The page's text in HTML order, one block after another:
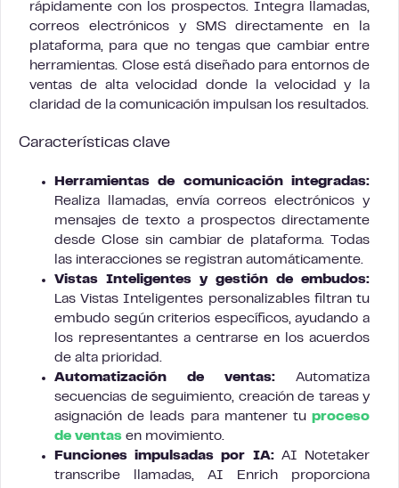
rápidamente con los prospectos. Integra llamadas,
correos electrónicos y SMS directamente en la
plataforma, para que no tengas que cambiar entre
herramientas. Close está diseñado para entornos de
ventas de alta velocidad donde la velocidad y la
claridad de la comunicación impulsan los resultados.
Características clave
Herramientas de comunicación integradas:
Realiza llamadas, envía correos electrónicos y
mensajes de texto a prospectos directamente
desde Close sin cambiar de plataforma. Todas
las interacciones se registran automáticamente.
Vistas Inteligentes y gestión de embudos:
Las Vistas Inteligentes personalizables filtran tu
embudo según criterios específicos, ayudando a
los representantes a centrarse en los acuerdos
de alta prioridad.
Automatización de ventas: Automatiza
secuencias de seguimiento, creación de tareas y
asignación de leads para mantener tu proceso
de ventas en movimiento.
Funciones impulsadas por IA:AI Notetaker
transcribe llamadas, AI Enrich proporciona